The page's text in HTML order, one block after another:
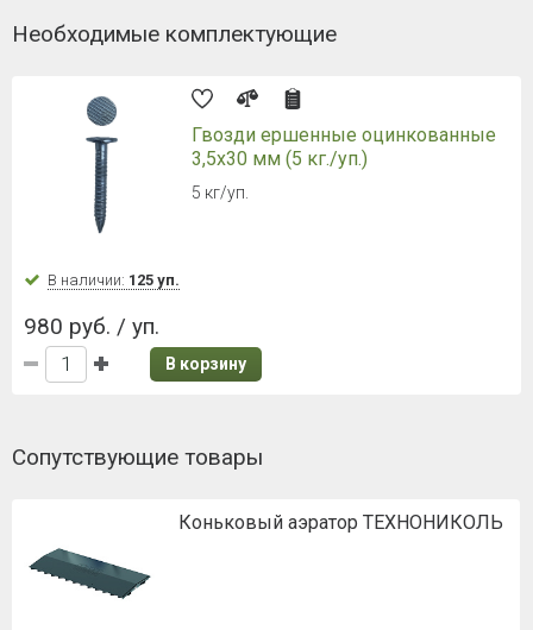
Необходимые комплектующие
Гвозди ершенные оцинкованные
3,5х30 мм (5 кг./уп.)
5 кг/уп.
В наличии: 125 уп.
980 руб. / уп.
В корзину
Сопутствующие товары
Коньковый аэратор ТЕХНОНИКОЛЬ